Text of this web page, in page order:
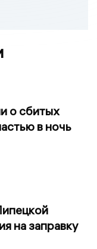
о сбитых
в ночь
на заправку